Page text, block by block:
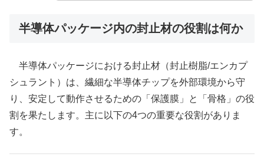
半導体パッケージ内の封止材の役割は何か
半導体パッケージにおける封止材（封止樹脂/エンカプ
シュラント）は、繊細な半導体チップを外部環境から守
り、安定して動作させるための「保護膜」と「骨格」の役
割を果たします。主に以下の4つの重要な役割がありま
す。